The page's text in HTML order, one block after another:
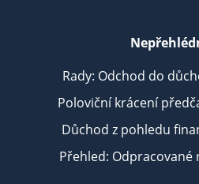
Rady: Odchod do
Poloviční krácení
Důchod z pohledu
Přehled: